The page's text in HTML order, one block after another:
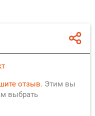
отзыв. Этим вы
выбрать